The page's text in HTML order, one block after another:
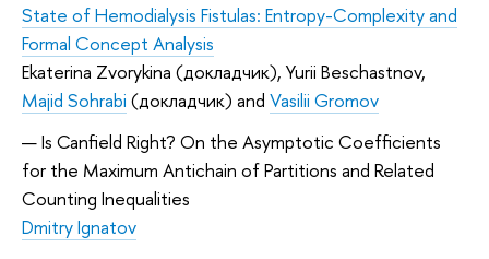
State of Hemodialysis Fistulas: Entropy-Complexity and
Formal Concept Analysis
Ekaterina Zvorykina (докладчик), Yurii Beschastnov,
Majid Sohrabi (докладчик) and Vasilii Gromov
Is Canfield Right? On the Asymptotic Coefficients
for the Maximum Antichain of Partitions and Related
Counting Inequalities
Dmitry Ignatov